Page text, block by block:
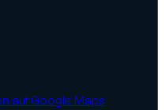
auf Google Maps